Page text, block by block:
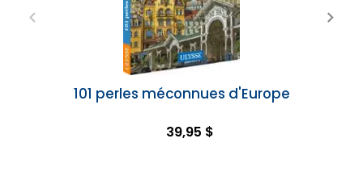
101 perles méconnues d'Europe
39,95 $